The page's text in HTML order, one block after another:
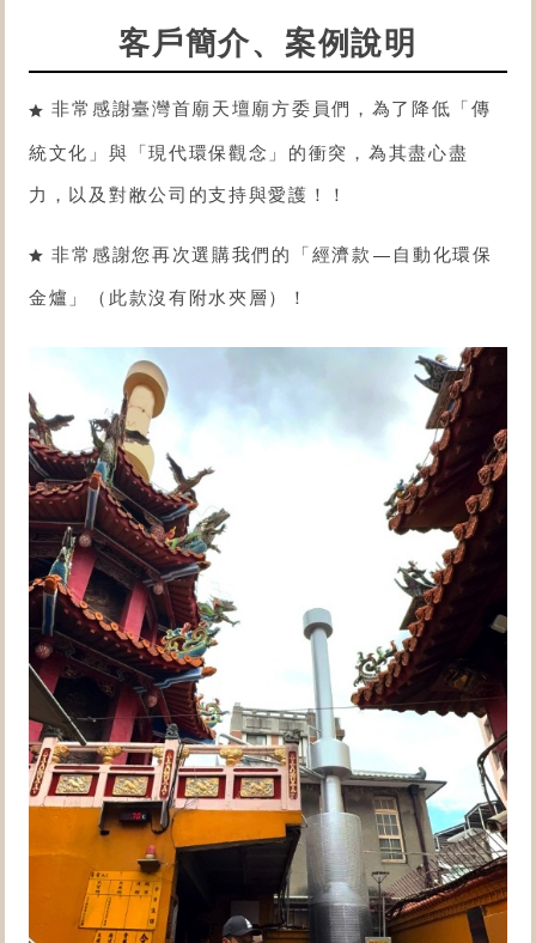
想了解
產品燒金實況嗎？
客戶簡介、案例說明
非常感謝臺灣首廟天壇廟方委員們，為了降低「傳
統文化」與「現代環保觀念」的衝突，為其盡心盡
力，以及對敝公司的支持與愛護！！
非常感謝您再次選購我們的「經濟款— 自動化環保
金爐 」（此款沒有附水夾層）！